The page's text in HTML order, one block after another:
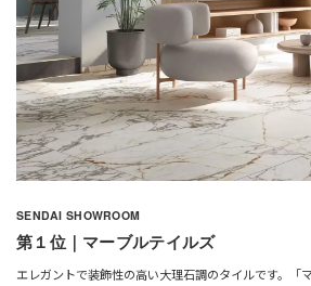
SENDAI SHOWROOM
第１位｜マーブルテイルズ
エレガントで装飾性の高い大理石調のタイルです。「